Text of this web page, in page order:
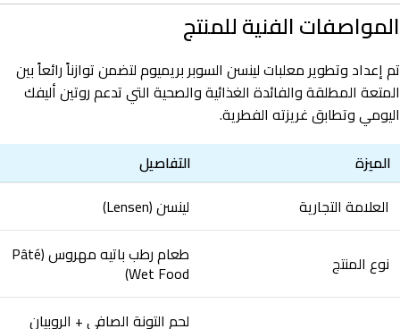
المواصفات الفنية للمنتج
تم إعداد وتطوير معلبات لينسن السوبر بريميوم لتضمن توازناً رائعاً بين
المتعة المطلقة والفائدة الغذائية والصحية التي تدعم روتين أليفك
اليومي وتطابق غريزته الفطرية.
الميزة
التفاصيل
العلامة التجارية
لينسن (Lensen)
نوع المنتج طعام رطب باتيه مهروس (Pâté
Wet Food)
لحم التونة الصافي + الروبيان